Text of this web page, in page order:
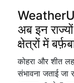
अब इन
क्षेत्रों में
कोहरा और शीत
संभावना जताई जा